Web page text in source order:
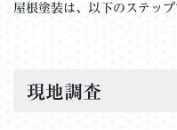
屋根塗装は、以下のステップ
現地調査